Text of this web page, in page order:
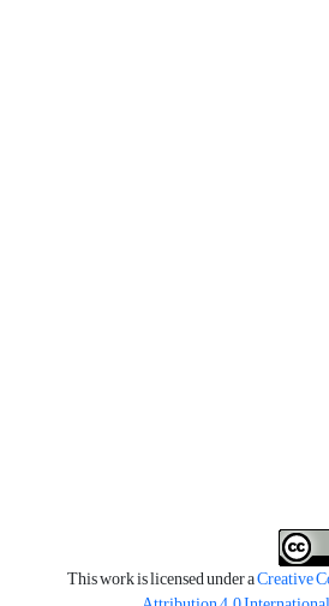
This work is licensed under aCreative